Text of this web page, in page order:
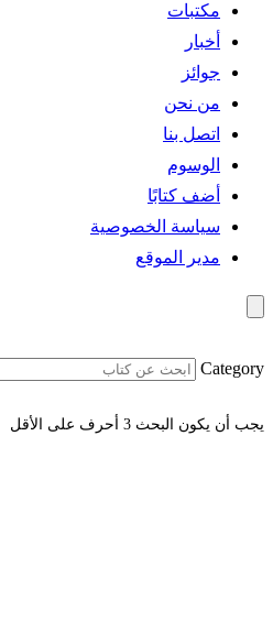
مكتبات
أخبار
جوائز
من نحن
اتصل بنا
الوسوم
أضف كتابًا
سياسة الخصوصية
مدير الموقع
Category
يجب أن يكون البحث 3 أحرف على الأقل